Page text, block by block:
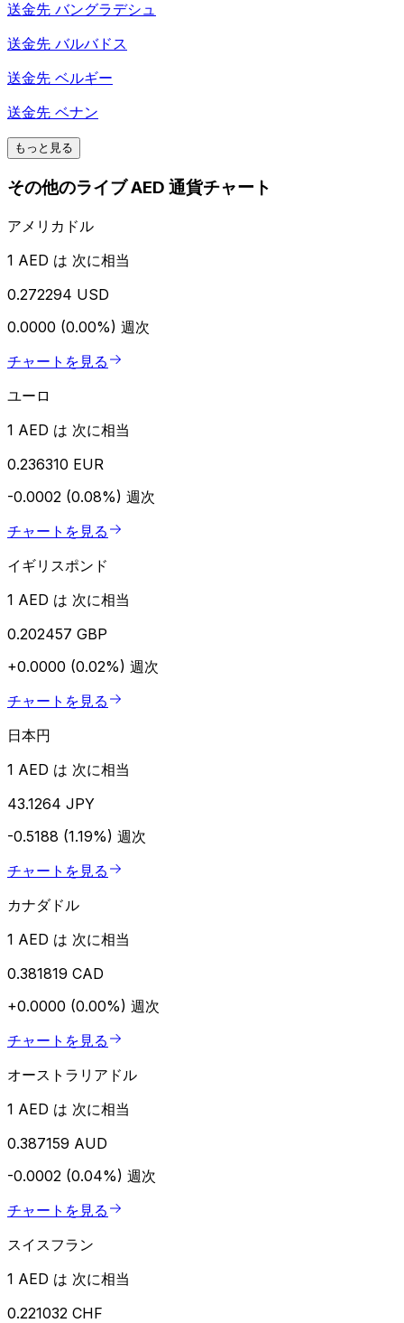
送金先 バングラデシュ
送金先 バルバドス
送金先 ベルギー
送金先 ベナン
もっと見る
その他のライブ AED 通貨チャート
アメリカドル
1 AED は 次に相当
0.272294 USD
0.0000 (0.00%) 週次
チャートを見る
ユーロ
1 AED は 次に相当
0.236310 EUR
-0.0002 (0.08%) 週次
チャートを見る
イギリスポンド
1 AED は 次に相当
0.202457 GBP
+0.0000 (0.02%) 週次
チャートを見る
日本円
1 AED は 次に相当
43.1264 JPY
-0.5188 (1.19%) 週次
チャートを見る
カナダドル
1 AED は 次に相当
0.381819 CAD
+0.0000 (0.00%) 週次
チャートを見る
オーストラリアドル
1 AED は 次に相当
0.387159 AUD
-0.0002 (0.04%) 週次
チャートを見る
スイスフラン
1 AED は 次に相当
0.221032 CHF